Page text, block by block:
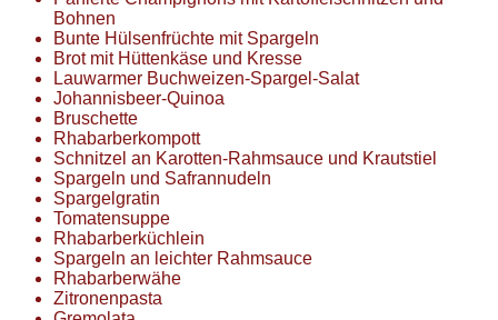
Bohnen
Bunte Hülsenfrüchte mit Spargeln
Brot mit Hüttenkäse und Kresse
Lauwarmer Buchweizen-Spargel-Salat
Johannisbeer-Quinoa
Bruschette
Rhabarberkompott
Schnitzel an Karotten-Rahmsauce und Krautstiel
Spargeln und Safrannudeln
Spargelgratin
Tomatensuppe
Rhabarberküchlein
Spargeln an leichter Rahmsauce
Rhabarberwähe
Zitronenpasta